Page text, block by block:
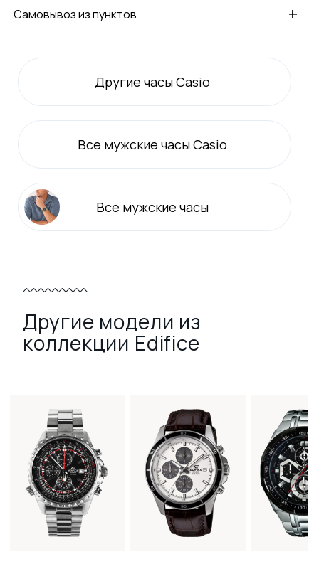
+
Самовывоз из пунктов
Другие часы Casio
Все мужские часы Casio
Все мужские часы
Другие модели из
коллекции Edifice